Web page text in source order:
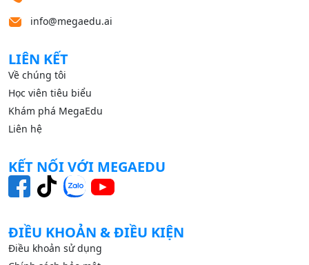
info@megaedu.ai
LIÊN KẾT
Về chúng tôi
Học viên tiêu biểu
Khám phá MegaEdu
Liên hệ
KẾT NỐI VỚI MEGAEDU
ĐIỀU KHOẢN & ĐIỀU KIỆN
Điều khoản sử dụng